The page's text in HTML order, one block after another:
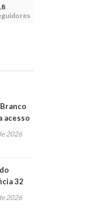
acesso
anos
2026
32
2026